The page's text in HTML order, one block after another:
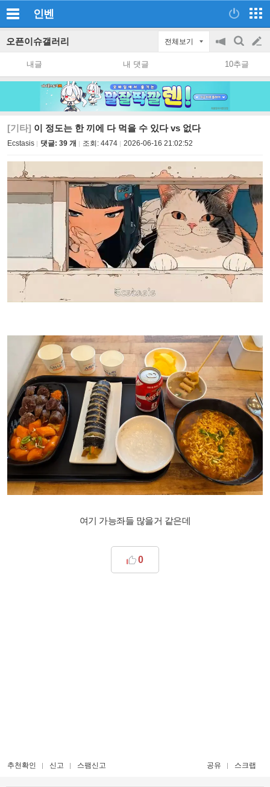
인벤
오픈이슈갤러리 전체보기
공
지
on/off
검
색
글
쓰
내글 내 댓글 10추글
[기타] 이 정도는 한 끼에 다 먹을 수 있다 vs 없다
Ecstasis 댓글: 39 개 조회: 4474 2026-06-16 21:02:52
여기 가능좌들 많을거 같은데
0
추천확인 신고 스팸신고 공유 스크랩